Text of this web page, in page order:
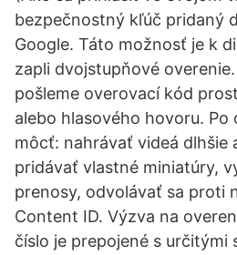
bezpečnostný kľúč pridaný
Google. Táto možnosť je k
zapli dvojstupňové
pošleme overovací kód
alebo hlasového hovoru.
môcť: nahrávať videá dlhšie
pridávať vlastné miniatúry,
prenosy, odvolávať sa proti
Content ID. Výzva na
číslo je prepojené s určitými